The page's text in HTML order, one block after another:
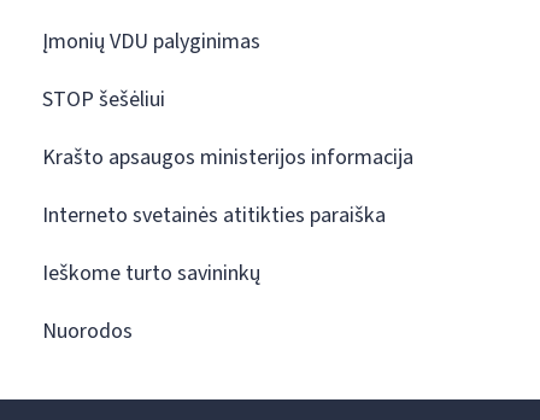
Įmonių VDU palyginimas
STOP šešėliui
Krašto apsaugos ministerijos informacija
Interneto svetainės atitikties paraiška
Ieškome turto savininkų
Nuorodos